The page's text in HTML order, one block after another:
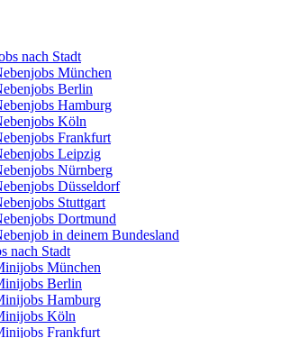
nach Stadt
München
Berlin
Hamburg
Köln
Frankfurt
Leipzig
Nürnberg
Düsseldorf
Stuttgart
Dortmund
in deinem Bundesland
nach Stadt
München
Berlin
Hamburg
Köln
Frankfurt